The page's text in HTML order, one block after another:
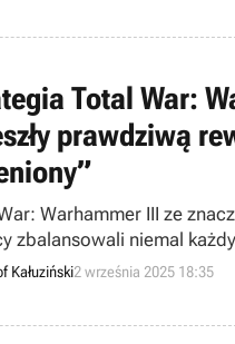
Total War:
prawdziwą
Warhammer III ze
zbalansowali niemal
Kałuziński2 września 2025 18:35